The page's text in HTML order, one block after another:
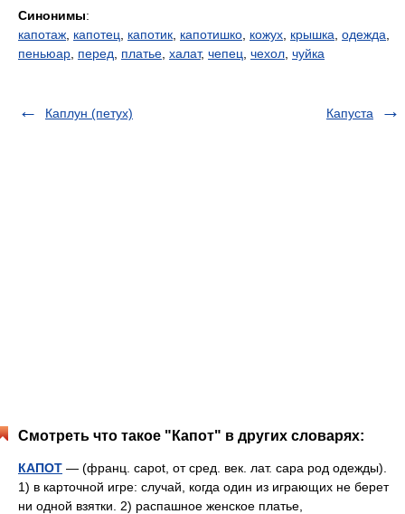
Синонимы:
капотаж капотец капотик капотишко кожух крышка одежда
пеньюар перед платье халат, чепец чехол чуйка
Каплун (петух) Капуста
Смотреть что такое "Капот" в других словарях:
КАПОТ — (франц. capot, от сред. век. лат. capa род одежды).
1) в карточной игре: случай, когда один из играющих не берет
ни одной взятки. 2) распашное женское платье,